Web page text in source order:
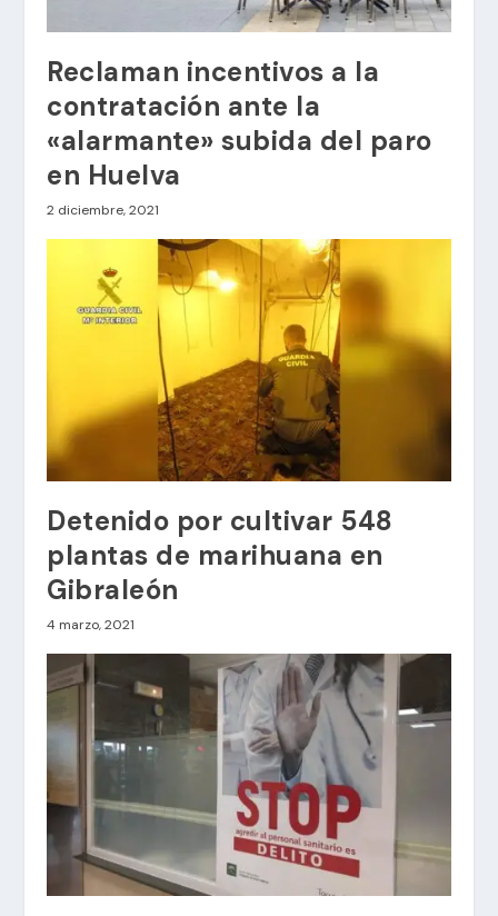
Reclaman incentivos a la
contratación ante la
«alarmante» subida del paro
en Huelva
2 diciembre, 2021
Detenido por cultivar 548
plantas de marihuana en
Gibraleón
4 marzo, 2021